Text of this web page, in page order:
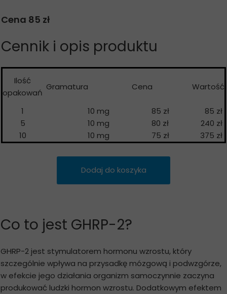
Cena 85 zł
Cennik i opis produktu
Ilość
opakowań
Gramatura Cena Wartość
1 10 mg 85 zł
85 zł
5
10
10 mg
10 mg
80 zł
75 zł
240 zł
375 zł
Dodaj do koszyka
Co to jest GHRP-2?
GHRP-2 jest stymulatorem hormonu wzrostu, który
szczególnie wpływa na przysadkę mózgową i podwzgórze,
w efekcie jego działania organizm samoczynnie zaczyna
produkować ludzki hormon wzrostu. Dodatkowym efektem